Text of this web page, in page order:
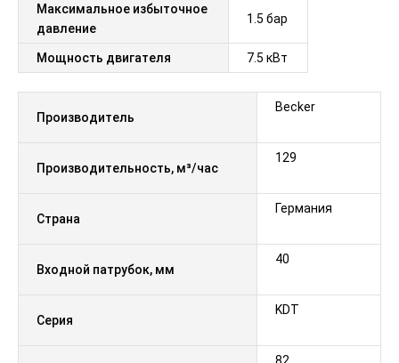
Максимальное избыточное
давление
1.5 бар
Мощность двигателя 7.5 кВт
Производитель
Becker
Производительность, м³/час
129
Страна
Германия
Входной патрубок, мм
40
Серия
KDT
82